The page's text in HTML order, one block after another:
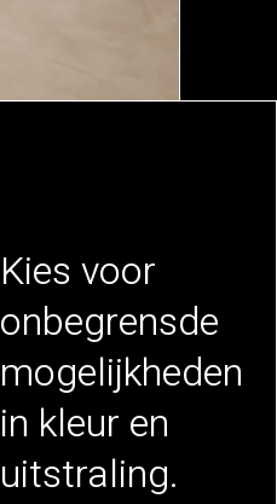
Kies voor
onbegrensde
mogelijkheden
in kleur en
uitstraling.